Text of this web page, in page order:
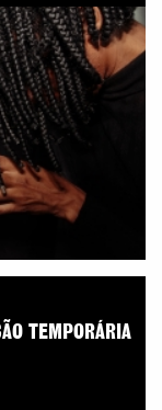
TEMPORÁRIA